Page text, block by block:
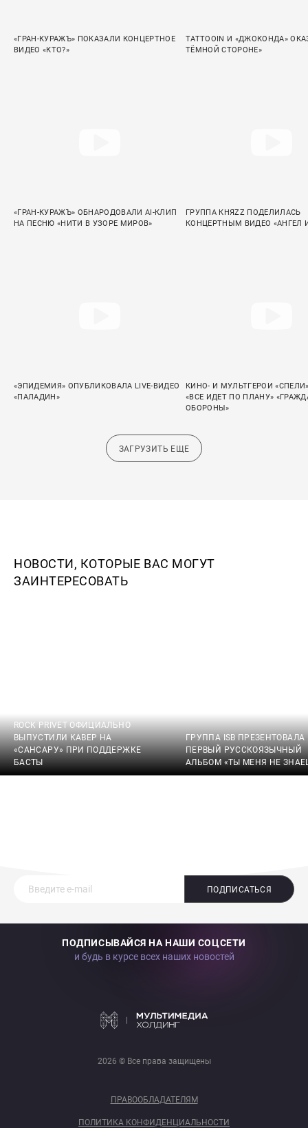
«ГРАН-КУРАЖЪ» ПОКАЗАЛИ КОНЦЕРТНОЕ
ВИДЕО «КТО?»
TATTOOIN И «ДЖОКОНДА»
ТЁМНОЙ СТОРОНЕ»
«ГРАН-КУРАЖЪ» ОБНАРОДОВАЛИ AI-КЛИП
НА ПЕСНЮ «НИТИ В УЗОРЕ МИРОВ»
ГРУППА КНЯZZ ПОДЕЛИЛАСЬ
КОНЦЕРТНЫМ ВИДЕО «АНГЕЛ
«ЭПИДЕМИЯ» ОПУБЛИКОВАЛА LIVE-ВИДЕО
«ПАЛАДИН»
КИНО- И МУЛЬТГЕРОИ
«ВСЕ ИДЕТ ПО ПЛАНУ»
ОБОРОНЫ»
ЗАГРУЗИТЬ ЕЩЕ
НОВОСТИ, КОТОРЫЕ ВАС МОГУТ
ЗАИНТЕРЕСОВАТЬ
ROCK PRIVET ОФИЦИАЛЬНО
ВЫПУСТИЛИ КАВЕР НА
«САНСАРУ» ПРИ ПОДДЕРЖКЕ
БАСТЫ
ГРУППА ISB ПРЕЗЕНТОВАЛА
ПЕРВЫЙ РУССКОЯЗЫЧНЫЙ
АЛЬБОМ «ТЫ МЕНЯ НЕ
ПОДПИСАТЬСЯ
ПОДПИСЫВАЙСЯ НА НАШИ СОЦСЕТИ
и будь в курсе всех наших новостей
2026 © Все права защищены
ПРАВООБЛАДАТЕЛЯМ
ПОЛИТИКА КОНФИДЕНЦИАЛЬНОСТИ